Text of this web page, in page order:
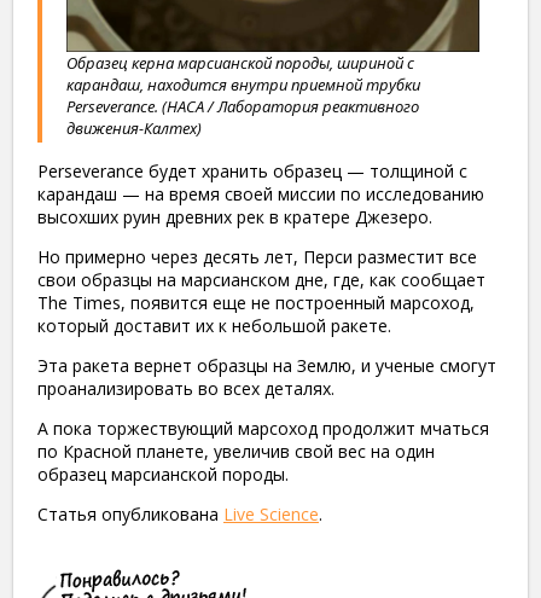
Образец керна марсианской породы, шириной с
карандаш, находится внутри приемной трубки
Perseverance. (НАСА / Лаборатория реактивного
движения-Калтех)
Perseverance будет хранить образец — толщиной с
карандаш — на время своей миссии по исследованию
высохших руин древних рек в кратере Джезеро.
Но примерно через десять лет, Перси разместит все
свои образцы на марсианском дне, где, как сообщает
The Times, появится еще не построенный марсоход,
который доставит их к небольшой ракете.
Эта ракета вернет образцы на Землю, и ученые смогут
проанализировать во всех деталях.
А пока торжествующий марсоход продолжит мчаться
по Красной планете, увеличив свой вес на один
образец марсианской породы.
Статья опубликована Live Science.